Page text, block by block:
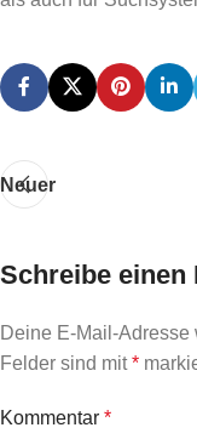
Neuer
Schreibe einen
Deine E-Mail-Adresse
Felder sind mit*
Kommentar *